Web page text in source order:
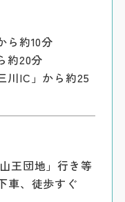
ら約10分
約20分
川IC」から約25
王団地」行き等
車、徒歩すぐ